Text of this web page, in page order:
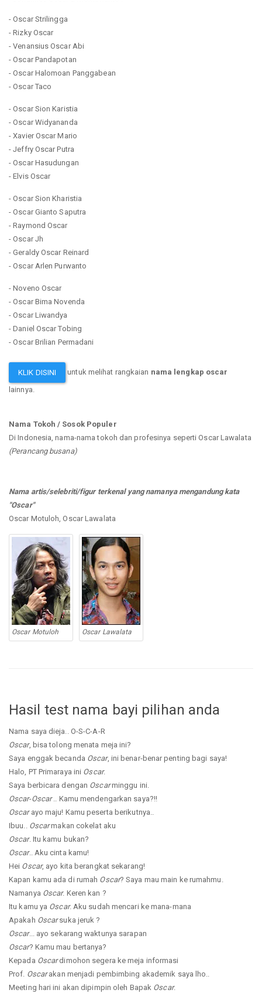
- Oscar Strilingga
- Rizky Oscar
- Venansius Oscar Abi
- Oscar Pandapotan
- Oscar Halomoan Panggabean
- Oscar Taco
- Oscar Sion Karistia
- Oscar Widyananda
- Xavier Oscar Mario
- Jeffry Oscar Putra
- Oscar Hasudungan
- Elvis Oscar
- Oscar Sion Kharistia
- Oscar Gianto Saputra
- Raymond Oscar
- Oscar Jh
- Geraldy Oscar Reinard
- Oscar Arlen Purwanto
- Noveno Oscar
- Oscar Bima Novenda
- Oscar Liwandya
- Daniel Oscar Tobing
- Oscar Brilian Permadani
KLIK DISINI untuk melihat rangkaian nama lengkap oscar
lainnya.
Nama Tokoh / Sosok Populer
Di Indonesia, nama-nama tokoh dan profesinya seperti Oscar Lawalata
(Perancang busana)
Nama artis/selebriti/figur terkenal yang namanya mengandung kata
"Oscar"
Oscar Motuloh, Oscar Lawalata
Oscar Motuloh Oscar Lawalata
Hasil test nama bayi pilihan anda
Nama saya dieja.. O-S-C-A-R
Oscar, bisa tolong menata meja ini?
Saya enggak becanda Oscar, ini benar-benar penting bagi saya!
Halo, PT Primaraya ini Oscar.
Saya berbicara dengan Oscarminggu ini.
Oscar-Oscar.. Kamu mendengarkan saya?!!
Oscarayo maju! Kamu peserta berikutnya..
Ibuu.. Oscarmakan cokelat aku
Oscar. Itu kamu bukan?
Oscar.. Aku cinta kamu!
Hei Oscar, ayo kita berangkat sekarang!
Kapan kamu ada di rumah Oscar? Saya mau main ke rumahmu.
Namanya Oscar. Keren kan ?
Itu kamu ya Oscar. Aku sudah mencari ke mana-mana
Apakah Oscarsuka jeruk ?
Oscar... ayo sekarang waktunya sarapan
Oscar? Kamu mau bertanya?
Kepada Oscardimohon segera ke meja informasi
Prof. Oscarakan menjadi pembimbing akademik saya lho..
Meeting hari ini akan dipimpin oleh Bapak Oscar.